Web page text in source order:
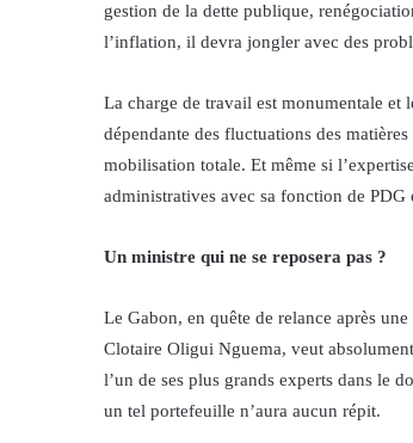
gestion de la dette publique,
l’inflation, il devra jongler avec des
La charge de travail est monumentale et
dépendante des fluctuations des
mobilisation totale. Et même si
administratives avec sa fonction de PDG
Un ministre qui ne se reposera pas ?
Le Gabon, en quête de relance après
Clotaire Oligui Nguema, veut
l’un de ses plus grands experts dans le
un tel portefeuille n’aura aucun répit.